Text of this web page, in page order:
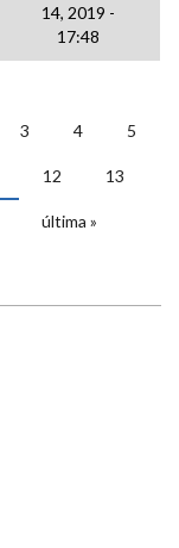
14, 2019 -
17:48
3 4 5
12 13
última »